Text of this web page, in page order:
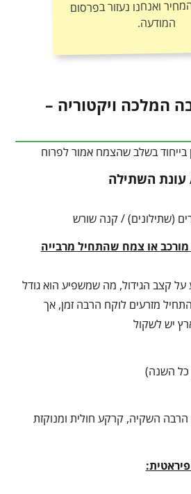
המודעה.
המלכה ויקטוריה –
בשלב שהצמח אמור לפרוח
עונת השתילה
(שתילונים) / קנה שורש
או צמח שהתחיל מרבייה
קצב הגידול, מה שמשפיע הוא גודל
מזרעים לוקח הרבה זמן, אך
יש לשקול
כל השנה)
הרבה השקיה, קרקע חולית ומנוקזת